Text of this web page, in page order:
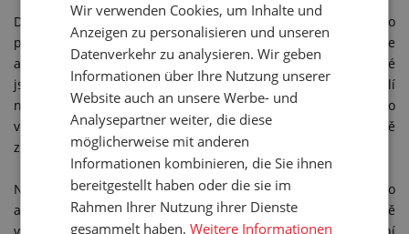
Dopravníkové pásy nejsou našim stěžejním sortimentem, zato
prvním, kde už od roku 2000 provádíme také montáže
a servis. A k PVC pásům patří i unašeče a vlnovce, na které
jsme pořídili navařovací zařízení, takže již nejsme závislí
na dodavateli pásu. Dodávku pásu s bočním vlnovcem nebo
vodicími klínky díky nově zakoupené technologii podstatně
zrychlujeme.
Někdy to vypadá, že v průmyslových hadicích už nic nového
ani nemůže přijít. Ale stačí, aby váš hlavní dodavatel konečně
Wir verwenden Cookies, um Inhalte und
Anzeigen zu personalisieren und unseren
Datenverkehr zu analysieren. Wir geben
Informationen über Ihre Nutzung unserer
Website auch an unsere Werbe- und
Analysepartner weiter, die diese
möglicherweise mit anderen
Informationen kombinieren, die Sie ihnen
bereitgestellt haben oder die sie im
Rahmen Ihrer Nutzung ihrer Dienste
gesammelt haben.Weitere Informationen